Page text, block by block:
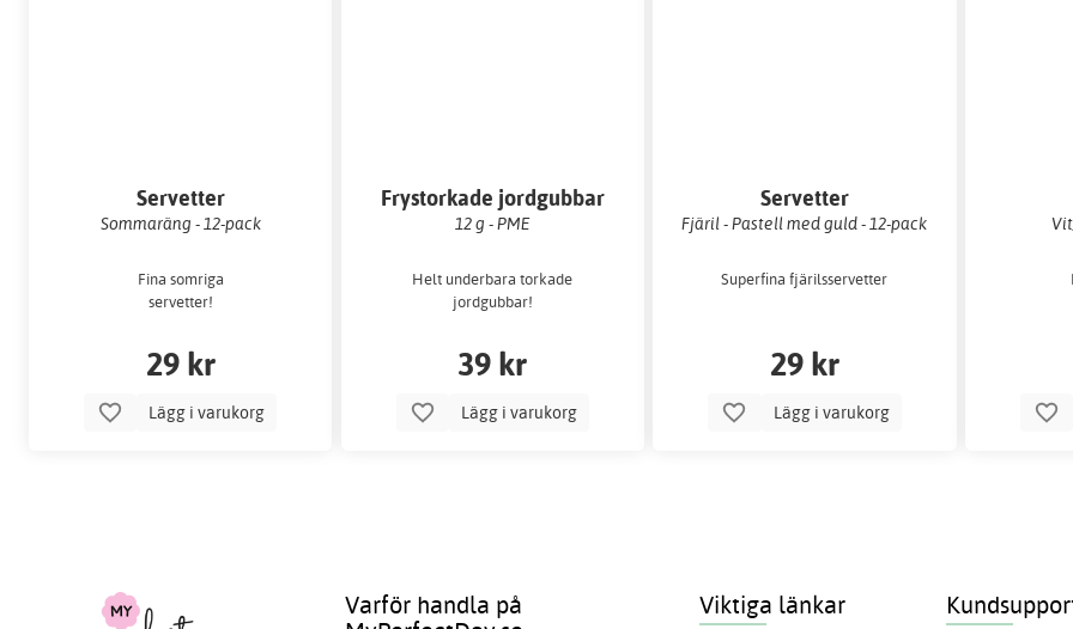
Servetter
Sommaräng - 12-pack
Fina somriga
servetter!
29 kr
Lägg i varukorg
Frystorkade jordgubbar
12 g - PME
Helt underbara torkade
jordgubbar!
39 kr
Lägg i varukorg
Servetter
Fjäril - Pastell med guld - 12-pack
Superfina fjärilsservetter
29 kr
Lägg i varukorg
Varför handla på
Viktiga länkar